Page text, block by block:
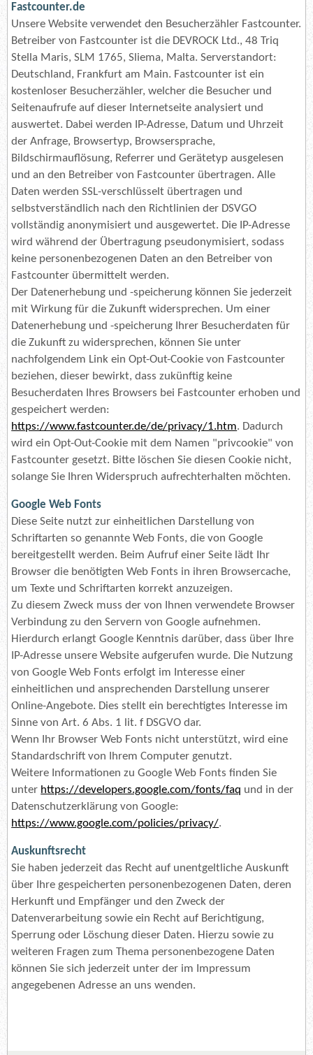
Fastcounter.de
Unsere Website verwendet den Besucherzähler Fastcounter.
Betreiber von Fastcounter ist die DEVROCK Ltd., 48 Triq
Stella Maris, SLM 1765, Sliema, Malta. Serverstandort:
Deutschland, Frankfurt am Main. Fastcounter ist ein
kostenloser Besucherzähler, welcher die Besucher und
Seitenaufrufe auf dieser Internetseite analysiert und
auswertet. Dabei werden IP-Adresse, Datum und Uhrzeit
der Anfrage, Browsertyp, Browsersprache,
Bildschirmauflösung, Referrer und Gerätetyp ausgelesen
und an den Betreiber von Fastcounter übertragen. Alle
Daten werden SSL-verschlüsselt übertragen und
selbstverständlich nach den Richtlinien der DSVGO
vollständig anonymisiert und ausgewertet. Die IP-Adresse
wird während der Übertragung pseudonymisiert, sodass
keine personenbezogenen Daten an den Betreiber von
Fastcounter übermittelt werden.
Der Datenerhebung und -speicherung können Sie jederzeit
mit Wirkung für die Zukunft widersprechen. Um einer
Datenerhebung und -speicherung Ihrer Besucherdaten für
die Zukunft zu widersprechen, können Sie unter
nachfolgendem Link ein Opt-Out-Cookie von Fastcounter
beziehen, dieser bewirkt, dass zukünftig keine
Besucherdaten Ihres Browsers bei Fastcounter erhoben und
gespeichert werden:
https://www.fastcounter.de/de/privacy/1.htm. Dadurch
wird ein Opt-Out-Cookie mit dem Namen "privcookie" von
Fastcounter gesetzt. Bitte löschen Sie diesen Cookie nicht,
solange Sie Ihren Widerspruch aufrechterhalten möchten.
Google Web Fonts
Diese Seite nutzt zur einheitlichen Darstellung von
Schriftarten so genannte Web Fonts, die von Google
bereitgestellt werden. Beim Aufruf einer Seite lädt Ihr
Browser die benötigten Web Fonts in ihren Browsercache,
um Texte und Schriftarten korrekt anzuzeigen.
Zu diesem Zweck muss der von Ihnen verwendete Browser
Verbindung zu den Servern von Google aufnehmen.
Hierdurch erlangt Google Kenntnis darüber, dass über Ihre
IP-Adresse unsere Website aufgerufen wurde. Die Nutzung
von Google Web Fonts erfolgt im Interesse einer
einheitlichen und ansprechenden Darstellung unserer
Online-Angebote. Dies stellt ein berechtigtes Interesse im
Sinne von Art. 6 Abs. 1 lit. f DSGVO dar.
Wenn Ihr Browser Web Fonts nicht unterstützt, wird eine
Standardschrift von Ihrem Computer genutzt.
Weitere Informationen zu Google Web Fonts finden Sie
unter https://developers.google.com/fonts/faq und in der
Datenschutzerklärung von Google:
https://www.google.com/policies/privacy/.
Auskunftsrecht
Sie haben jederzeit das Recht auf unentgeltliche Auskunft
über Ihre gespeicherten personenbezogenen Daten, deren
Herkunft und Empfänger und den Zweck der
Datenverarbeitung sowie ein Recht auf Berichtigung,
Sperrung oder Löschung dieser Daten. Hierzu sowie zu
weiteren Fragen zum Thema personenbezogene Daten
können Sie sich jederzeit unter der im Impressum
angegebenen Adresse an uns wenden.